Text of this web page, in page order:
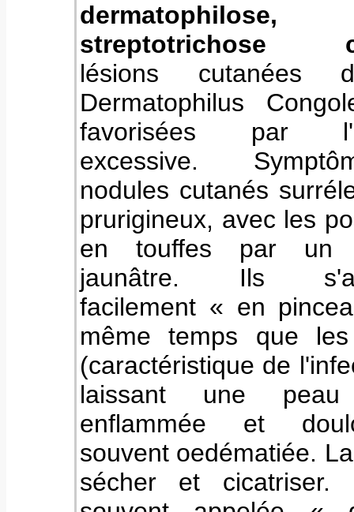
dermatophilose,
streptotrichose
lésions cutanées
Dermatophilus
favorisées par
excessive.
nodules cutanés
prurigineux, avec les
en touffes par un
jaunâtre. Ils
facilement « en
même temps que
(caractéristique de
laissant une peau
enflammée et
souvent oedématiée.
sécher et cicatriser.